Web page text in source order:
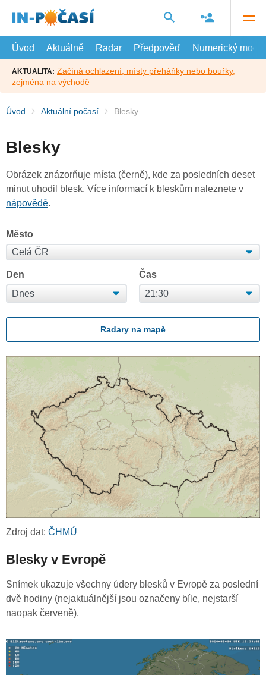
hlavní
Úvod
Aktuálně Radar Předpověď Numerický model
AKTUALITA: Začíná ochlazení, místy přeháňky nebo bouřky,
zejména na východě
Úvod Aktuální počasí Blesky
Blesky
Obrázek znázorňuje místa (černě), kde za posledních deset
minut uhodil blesk. Více informací k bleskům naleznete v
nápovědě.
Město
Den Čas
Radary na mapě
Zdroj dat: ČHMÚ
Blesky v Evropě
Snímek ukazuje všechny údery blesků v Evropě za poslední
dvě hodiny (nejaktuálnější jsou označeny bíle, nejstarší
naopak červeně).